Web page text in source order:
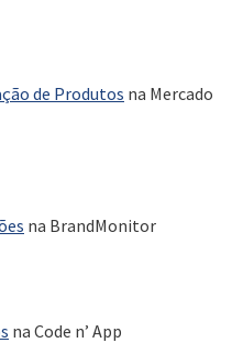
de Produtos na Mercado
na BrandMonitor
na Code n’ App